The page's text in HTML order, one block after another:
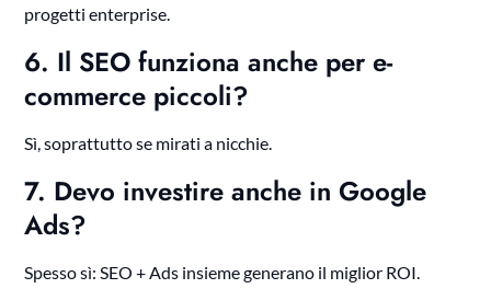
progetti enterprise.
6. Il SEO funziona anche per e-
commerce piccoli?
Sì, soprattutto se mirati a nicchie.
7. Devo investire anche in Google
Ads?
Spesso sì: SEO + Ads insieme generano il miglior ROI.